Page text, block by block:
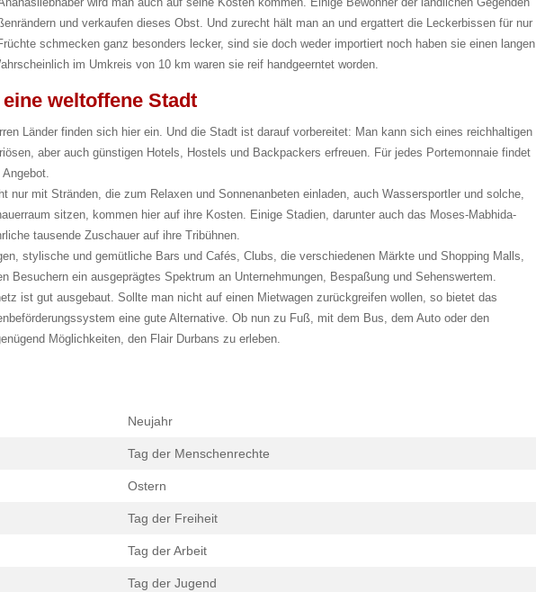
und verkaufen dieses Obst. Und zurecht hält man an und ergattert die Leckerbissen für nur
schmecken ganz besonders lecker, sind sie doch weder importiert noch haben sie einen langen
im Umkreis von 10 km waren sie reif handgeerntet worden.
weltoffene Stadt
Länder finden sich hier ein. Und die Stadt ist darauf vorbereitet: Man kann sich eines reichhaltigen
aber auch günstigen Hotels, Hostels und Backpackers erfreuen. Für jedes Portemonnaie findet
nur mit Stränden, die zum Relaxen und Sonnenanbeten einladen, auch Wassersportler und solche,
sitzen, kommen hier auf ihre Kosten. Einige Stadien, darunter auch das Moses-Mabhida-
tausende Zuschauer auf ihre Tribühnen.
stylische und gemütliche Bars und Cafés, Clubs, die verschiedenen Märkte und Shopping Malls,
Besuchern ein ausgeprägtes Spektrum an Unternehmungen, Bespaßung und Sehenswertem.
ist gut ausgebaut. Sollte man nicht auf einen Mietwagen zurückgreifen wollen, so bietet das
eine gute Alternative. Ob nun zu Fuß, mit dem Bus, dem Auto oder den
Möglichkeiten, den Flair Durbans zu erleben.
Neujahr
Tag der Menschenrechte
Ostern
Tag der Freiheit
Tag der Arbeit
Tag der Jugend